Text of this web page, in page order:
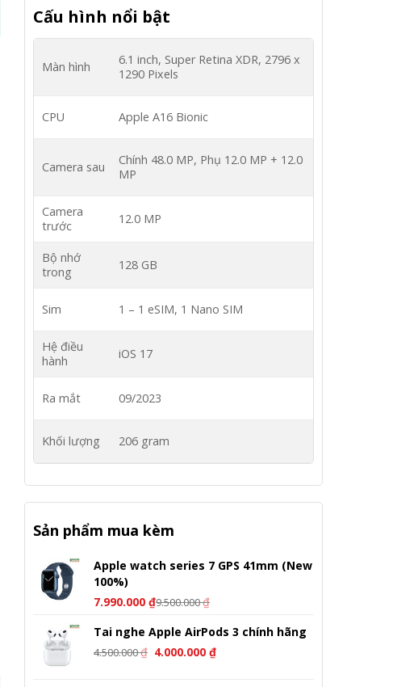
Cấu hình nổi bật
Màn hình
6.1 inch, Super Retina XDR, 2796 x
1290 Pixels
CPU Apple A16 Bionic
Camera sau
Chính 48.0 MP, Phụ 12.0 MP + 12.0
MP
Camera
trước
12.0 MP
Bộ nhớ
trong
128 GB
Sim 1 – 1 eSIM, 1 Nano SIM
Hệ điều
hành
iOS 17
Ra mắt 09/2023
Khối lượng 206 gram
Sản phẩm mua kèm
Apple watch series 7 GPS 41mm (New
100%)
7.990.000 ₫9.500.000₫
Tai nghe Apple AirPods 3 chính hãng
4.500.000₫ Giá
4.000.000₫Giá